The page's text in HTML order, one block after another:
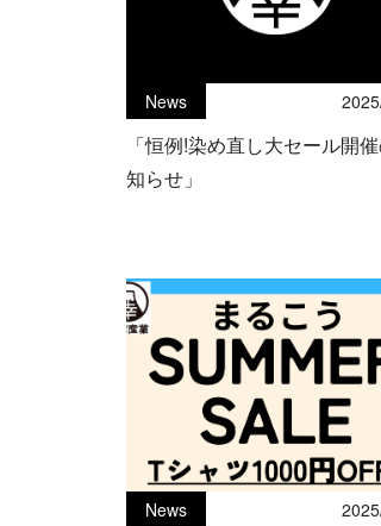
News
「恒例!染め直し大セール開
知らせ」
News